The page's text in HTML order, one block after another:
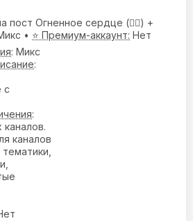
пост Огненное сердце (❤️‍🔥) +
• ⭐ Премиум-аккаунт: Нет
: Микс
:
с
:
каналов